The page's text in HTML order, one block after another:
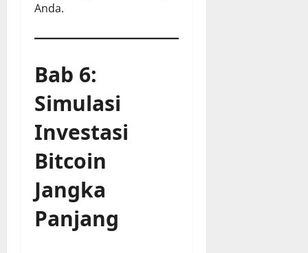
Anda.
Bab 6:
Simulasi
Investasi
Bitcoin
Jangka
Panjang